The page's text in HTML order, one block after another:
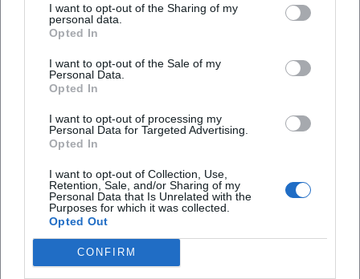
I want to opt-out of the Sharing of my
personal data.
Opted In
I want to opt-out of the Sale of my
Personal Data.
Opted In
I want to opt-out of processing my
Personal Data for Targeted Advertising.
Opted In
I want to opt-out of Collection, Use,
Retention, Sale, and/or Sharing of my
Personal Data that Is Unrelated with the
Purposes for which it was collected.
Opted Out
CONFIRM
Häufig gestellte Fragen
Wann beginnt das Picknick im Europagarten?
Ist die Teilnahme kostenlos?
Darf vor Ort gegrillt werden?
Wo findet der Treffpunkt statt?